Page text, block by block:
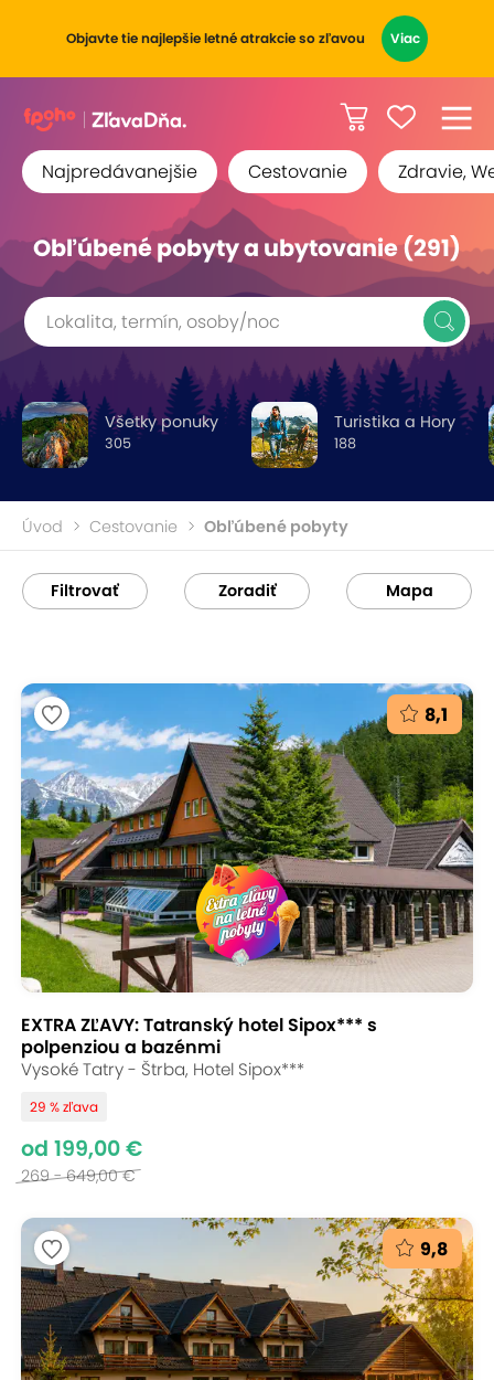
Objavte tie najlepšie letné atrakcie so zľavou Viac
Najpredávanejšie Cestovanie Zdravie,
Obľúbené pobyty a ubytovanie (291)
Lokalita, termín, osoby/noc
305
Všetky ponuky
188
Turistika a Hory
Úvod Cestovanie Obľúbené pobyty
Filtrovať Zoradiť Mapa
8,1
EXTRA ZĽAVY: Tatranský hotel Sipox*** s
polpenziou a bazénmi
Vysoké Tatry - Štrba, Hotel Sipox***
29 % zľava
od 199,00 €
269 - 649,00 €
9,8